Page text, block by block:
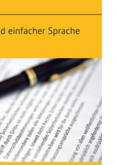
10.01.2020
256 Seiten
ISBN: 978-3-
70077502-7